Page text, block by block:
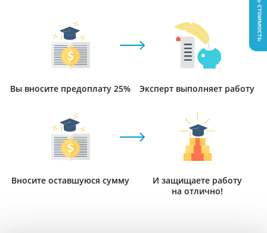
Вы вносите предоплату 25% Эксперт выполняет работу
Вносите оставшуюся сумму
И защищаете работу
на отлично!